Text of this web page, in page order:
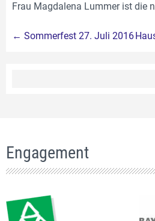
Frau Magdalena Lummer ist die
Beitragsnavigation
← Sommerfest 27. Juli 2016
Engagement